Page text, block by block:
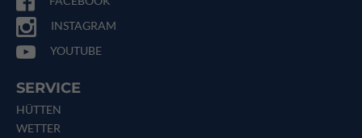
INSTAGRAM
YOUTUBE
SERVICE
HÜTTEN
WETTER